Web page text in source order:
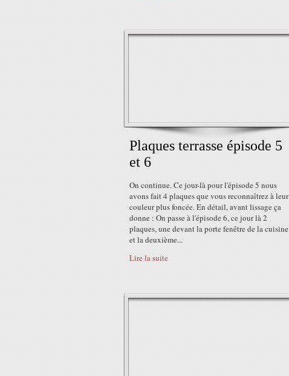
Plaques terrasse épisode 5
et 6
On continue. Ce jour-là pour l'épisode 5 nous
avons fait 4 plaques que vous reconnaîtrez à leur
couleur plus foncée. En détail, avant lissage ça
donne : On passe à l'épisode 6, ce jour là 2
plaques, une devant la porte fenêtre de la cuisine
et la deuxième...
Lire la suite